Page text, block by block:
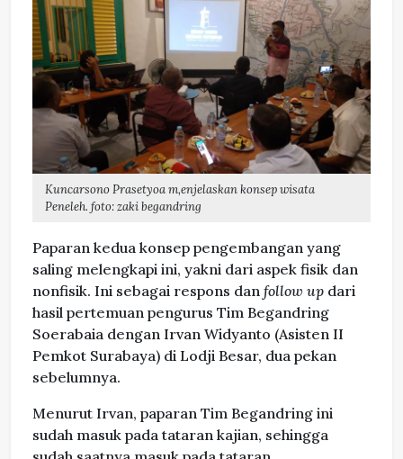
Kuncarsono Prasetyoa m,enjelaskan konsep wisata
Peneleh. foto: zaki begandring
Paparan kedua konsep pengembangan yang
saling melengkapi ini, yakni dari aspek fisik dan
nonfisik. Ini sebagai respons dan follow up dari
hasil pertemuan pengurus Tim Begandring
Soerabaia dengan Irvan Widyanto (Asisten II
Pemkot Surabaya) di Lodji Besar, dua pekan
sebelumnya.
Menurut Irvan, paparan Tim Begandring ini
sudah masuk pada tataran kajian, sehingga